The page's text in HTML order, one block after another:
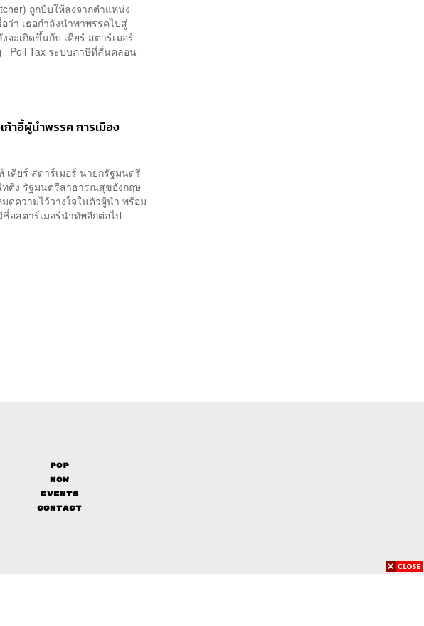
ถูกบีบให้ลงจากตำแหน่ง
ว่า เธอกำลังนำพาพรรคไปสู่
ะเกิดขึ้นกับ เคียร์ สตาร์เมอร์
Tax ระบบภาษีที่สั่นคลอน
ก้าอี้ผู้นำพรรค การเมือง
เคียร์ สตาร์เมอร์ นายกรัฐมนตรี
ติง รัฐมนตรีสาธารณสุขอังกฤษ
ความไว้วางใจในตัวผู้นำ พร้อม
อสตาร์เมอร์นำทัพอีกต่อไป
Pop
Now
Events
Contact